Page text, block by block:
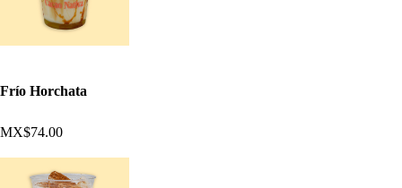
Frío Horchata
MX$74.00